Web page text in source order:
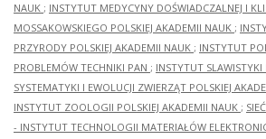
NAUK ; INSTYTUT MEDYCYNY DOŚWIADCZALNEJ I
MOSSAKOWSKIEGO POLSKIEJ AKADEMII NAUK ;
PRZYRODY POLSKIEJ AKADEMII NAUK ; INSTYTUT
PROBLEMÓW TECHNIKI PAN ; INSTYTUT SLAWISTYKI
SYSTEMATYKI I EWOLUCJI ZWIERZĄT POLSKIEJ
INSTYTUT ZOOLOGII POLSKIEJ AKADEMII NAUK ;
- INSTYTUT TECHNOLOGII MATERIAŁÓW